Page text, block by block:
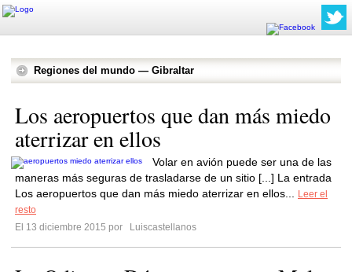
Regiones del mundo — Gibraltar
Los aeropuertos que dan más miedo
aterrizar en ellos
Volar en avión puede ser una de las
maneras más seguras de trasladarse de un sitio [...] La entrada
Los aeropuertos que dan más miedo aterrizar en ellos...
Leer el
resto
El 13 diciembre 2015 por
Luiscastellanos